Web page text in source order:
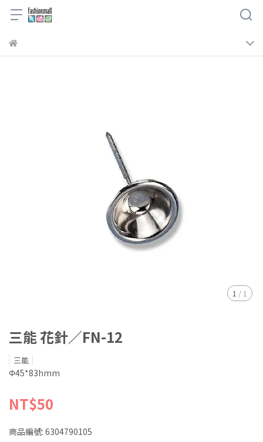
1 / 1
三能 花針／FN-12
三能
Φ45*83hmm
NT$50
商品編號: 6304790105